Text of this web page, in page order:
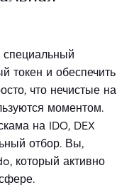
специальный
токен и обеспечить
что нечистые на
моментом.
на IDO, DEX
отбор. Вы,
который активно